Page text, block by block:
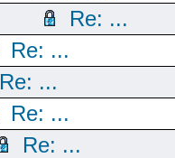
Re: ...
Re: ...
Re: ...
Re: ...
Re: ...